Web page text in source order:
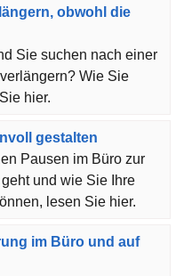
obwohl die
Sie suchen nach einer
Wie Sie
hier.
gestalten
Pausen im Büro zur
und wie Sie Ihre
lesen Sie hier.
im Büro und auf